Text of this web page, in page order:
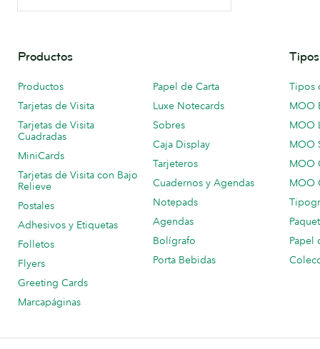
Productos
Productos
Tarjetas de Visita
Tarjetas de Visita
Cuadradas
MiniCards
Tarjetas de Visita con Bajo
Relieve
Postales
Adhesivos y Etiquetas
Folletos
Flyers
Greeting Cards
Marcapáginas
Papel de Carta
Luxe Notecards
Sobres
Caja Display
Tarjeteros
Cuadernos y Agendas
Notepads
Agendas
Bolígrafo
Porta Bebidas
Tipos
MOO
MOO
MOO
MOO
MOO
Papel